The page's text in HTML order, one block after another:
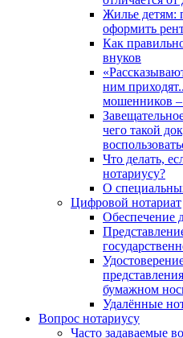
Жилье детям:
оформить
Как
внуков
ним
мошенников –
чего такой
Что делать,
нотариусу?
О
Цифровой нотариат
Обеспечение
бумажном
Удалённые
Вопрос нотариусу
Часто задаваемые